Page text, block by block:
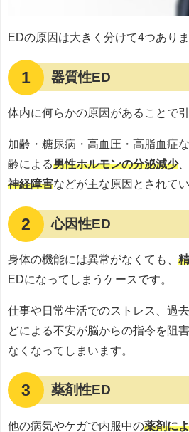
EDの原因は大きく分けて4つありま
1 器質性ED
体内に何らかの原因があることで
加齢・糖尿病・高血圧・高脂血症
齢による男性ホルモンの分泌減少
神経障害などが主な原因とされてい
2 心因性ED
身体の機能には異常がなくても、
EDになってしまうケースです。
仕事や日常生活でのストレス、過
どによる不安が脳からの指令を阻
なくなってしまいます。
3 薬剤性ED
他の病気やケガで内服中の薬剤に